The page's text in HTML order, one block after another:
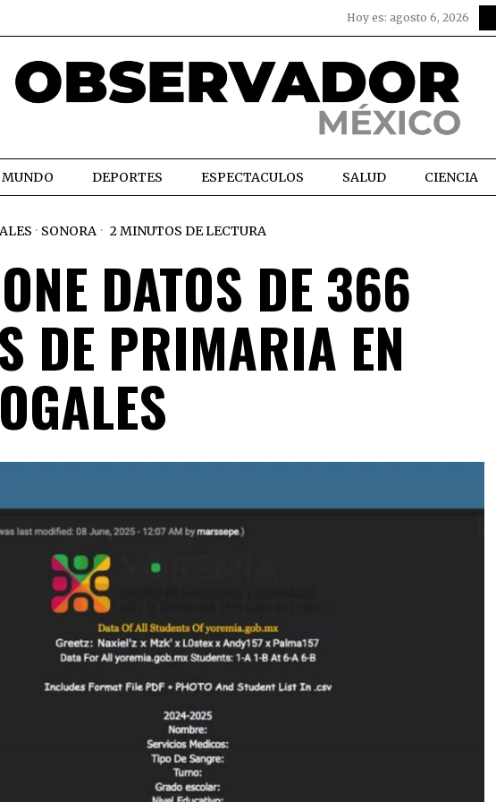
Hoy es: agosto 6, 2026
MUNDO DEPORTES ESPECTACULOS SALUD CIENCIA
· SONORA 2 MINUTOS DE LECTURA
DATOS DE 366
DE PRIMARIA EN